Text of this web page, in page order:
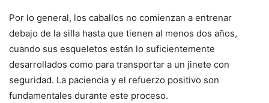
Por lo general, los caballos no comienzan a entrenar
debajo de la silla hasta que tienen al menos dos años,
cuando sus esqueletos están lo suficientemente
desarrollados como para transportar a un jinete con
seguridad. La paciencia y el refuerzo positivo son
fundamentales durante este proceso.